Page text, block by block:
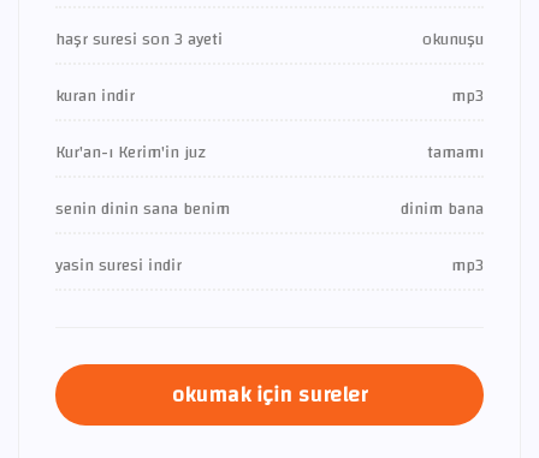
haşr suresi son 3 ayeti
okunuşu
kuran indir
mp3
Kur'an-ı Kerim'in juz
tamamı
senin dinin sana benim
dinim bana
yasin suresi indir
mp3
okumak için sureler